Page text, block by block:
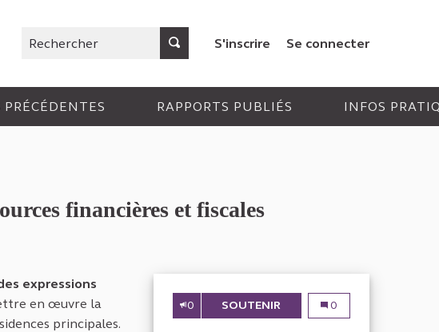
Rechercher S'inscrire Se connecter
RAPPORTS PUBLIÉS INFOS
financières et fiscales
expressions
en œuvre la
principales.
0 SOUTENIR L’INVESTISSEMENT PUBLIC
L’investissement
0